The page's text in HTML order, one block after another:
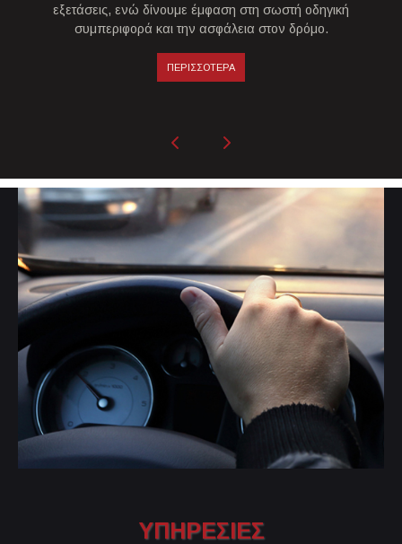
εξετάσεις, ενώ δίνουμε έμφαση στη σωστή οδηγική
συμπεριφορά και την ασφάλεια στον δρόμο.
ΠΕΡΙΣΣΟΤΕΡΑ
ΥΠΗΡΕΣΙΕΣ